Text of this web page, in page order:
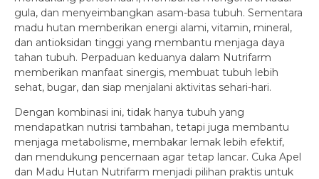
gula, dan menyeimbangkan asam-basa tubuh. Sementara
madu hutan memberikan energi alami, vitamin, mineral,
dan antioksidan tinggi yang membantu menjaga daya
tahan tubuh. Perpaduan keduanya dalam Nutrifarm
memberikan manfaat sinergis, membuat tubuh lebih
sehat, bugar, dan siap menjalani aktivitas sehari-hari.
Dengan kombinasi ini, tidak hanya tubuh yang
mendapatkan nutrisi tambahan, tetapi juga membantu
menjaga metabolisme, membakar lemak lebih efektif,
dan mendukung pencernaan agar tetap lancar. Cuka Apel
dan Madu Hutan Nutrifarm menjadi pilihan praktis untuk